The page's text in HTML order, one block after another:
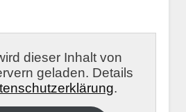
dieser Inhalt von
geladen. Details
.